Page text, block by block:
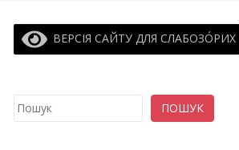
ВЕРСІЯ САЙТУ ДЛЯ СЛАБОЗО́РИХ
Пошук ПОШУК